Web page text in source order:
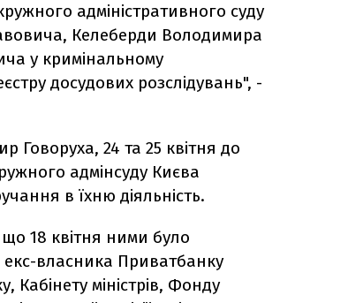
адміністративного суду
Келеберди Володимира
у кримінальному
досудових розслідувань", -
24 та 25 квітня до
адмінсуду Києва
в їхню діяльність.
18 квітня ними було
власника Приватбанку
міністрів, Фонду